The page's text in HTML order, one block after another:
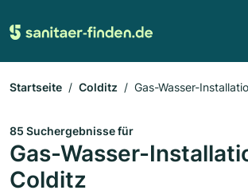
Startseite Colditz Gas-Wasser-
85 Suchergebnisse für
Gas-Wasser-
Colditz